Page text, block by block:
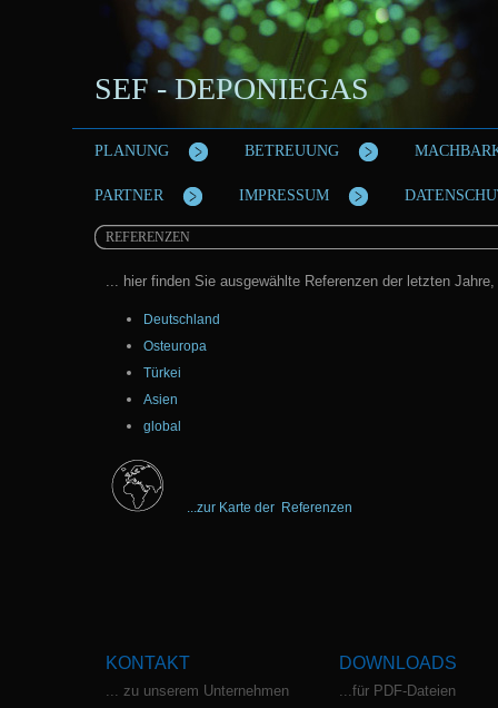
SEF - DEPONIEGAS
PLANUNG BETREUUNG
PARTNER IMPRESSUM
REFERENZEN
... hier finden Sie ausgewählte Referenzen der letzten
Deutschland
Osteuropa
Türkei
Asien
global
...zur Karte der Referenzen
KONTAKT
... zu unserem Unternehmen
DOWNLOADS
...für PDF-Dateien